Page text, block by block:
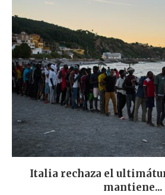
Italia rechaza el
mantiene...